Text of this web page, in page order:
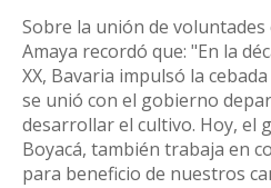
Sobre la unión de voluntades
Amaya recordó que: "En la
XX, Bavaria impulsó la
se unió con el gobierno
desarrollar el cultivo. Hoy, el
Boyacá, también trabaja en
para beneficio de nuestros